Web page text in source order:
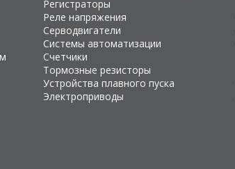
Регистраторы
Реле напряжения
Серводвигатели
Системы автоматизации
Счетчики
Тормозные резисторы
Устройства плавного пуска
Электроприводы